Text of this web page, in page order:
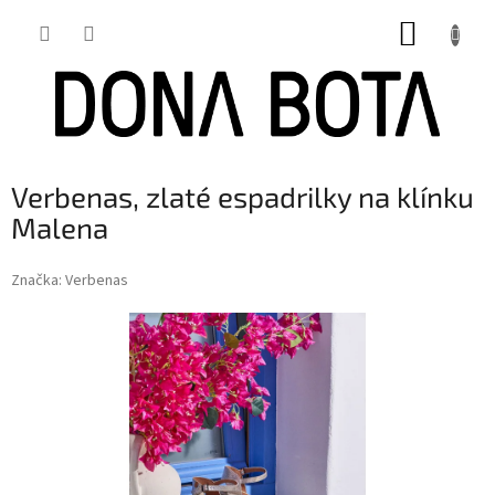
Verbenas, zlaté espadrilky na klínku
Malena
Značka: Verbenas